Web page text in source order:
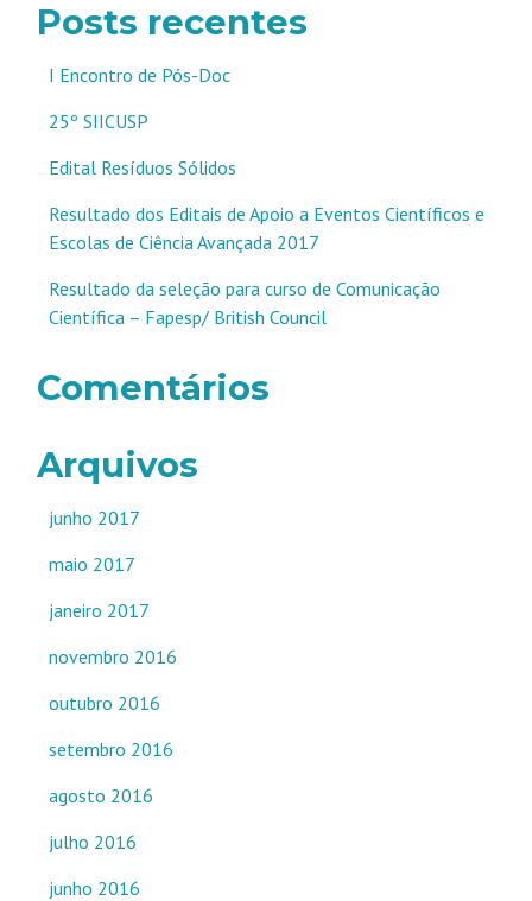
Posts recentes
I Encontro de Pós-Doc
25º SIICUSP
Edital Resíduos Sólidos
Resultado dos Editais de Apoio a Eventos Científicos e
Escolas de Ciência Avançada 2017
Resultado da seleção para curso de Comunicação
Científica – Fapesp/ British Council
Comentários
Arquivos
junho 2017
maio 2017
janeiro 2017
novembro 2016
outubro 2016
setembro 2016
agosto 2016
julho 2016
junho 2016